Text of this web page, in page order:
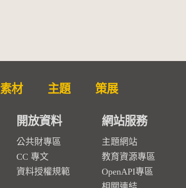
素材 主題 策展
開放資料
公共財專區
CC 專文
資料授權規範
網站服務
主題網站
教育資源專區
OpenAPI專區